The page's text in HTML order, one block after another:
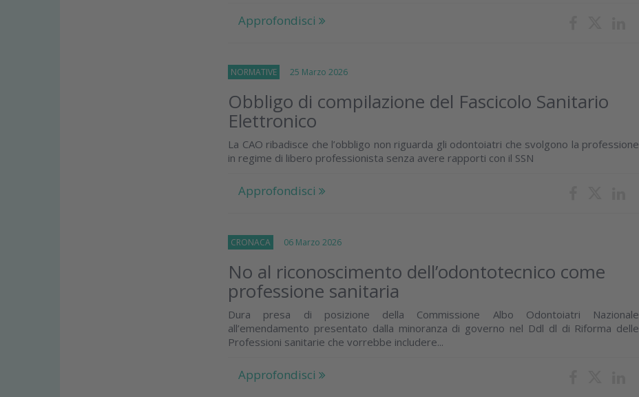
Approfondisci
NORMATIVE 25 Marzo 2026
Obbligo di compilazione del Fascicolo Sanitario
Elettronico
La CAO ribadisce che l’obbligo non riguarda gli odontoiatri che svolgono la professione
in regime di libero professionista senza avere rapporti con il SSN
Approfondisci
CRONACA 06 Marzo 2026
No al riconoscimento dell’odontotecnico come
professione sanitaria
Dura presa di posizione della Commissione Albo Odontoiatri Nazionale
all’emendamento presentato dalla minoranza di governo nel Ddl dl di Riforma delle
Professioni sanitarie che vorrebbe includere...
Approfondisci